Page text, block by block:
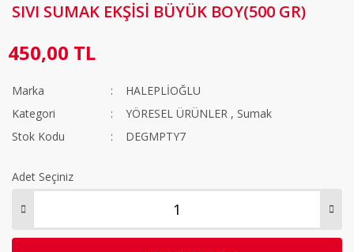
SIVI SUMAK EKŞİSİ BÜYÜK BOY(500 GR)
450,00 TL
Marka
HALEPLİOĞLU
Kategori
YÖRESEL ÜRÜNLER , Sumak
Stok Kodu
DEGMPTY7
Adet Seçiniz